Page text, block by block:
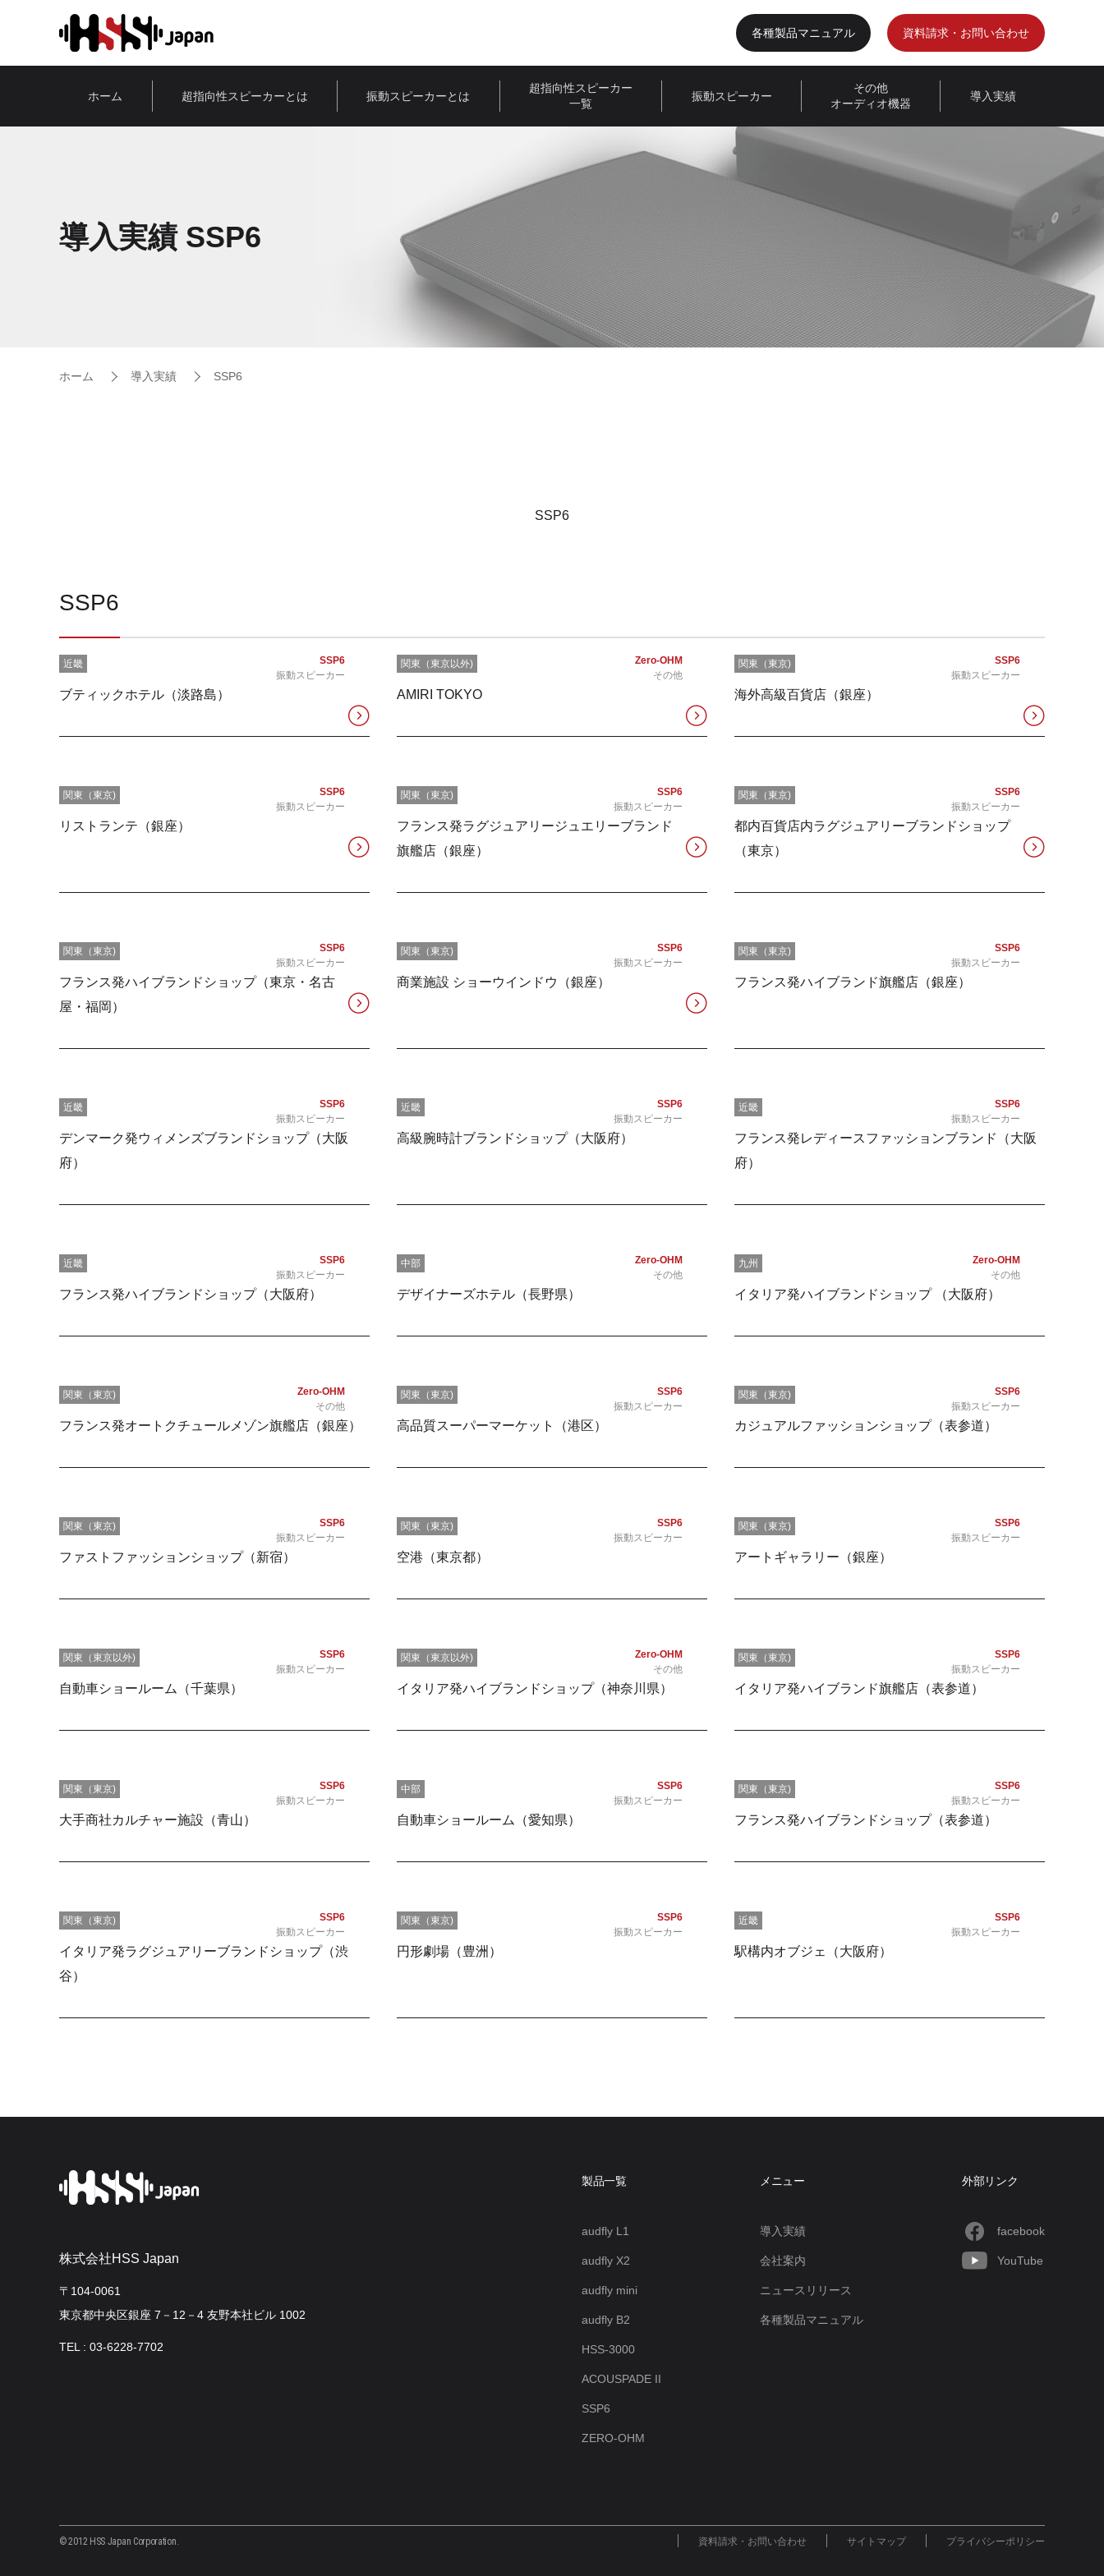
各種製品マニュアル 資料請求・お問い合わせ
ホーム 超指向性スピーカーとは 振動スピーカーとは
超指向性スピーカー
一覧
振動スピーカー
その他
オーディオ機器
導入実績
導入実績 SSP6
ホーム 導入実績 SSP6
SSP6
SSP6
近畿
SSP6
振動スピーカー
ブティックホテル（淡路島）
関東（東京以外)
Zero-OHM
その他
AMIRI TOKYO
関東（東京)
SSP6
振動スピーカー
海外高級百貨店（銀座）
関東（東京)
SSP6
振動スピーカー
リストランテ（銀座）
関東（東京)
SSP6
振動スピーカー
フランス発ラグジュアリージュエリーブランド
旗艦店（銀座）
関東（東京)
SSP6
振動スピーカー
都内百貨店内ラグジュアリーブランドショップ
（東京）
関東（東京)
SSP6
振動スピーカー
フランス発ハイブランドショップ（東京・名古
屋・福岡）
関東（東京)
SSP6
振動スピーカー
商業施設 ショーウインドウ（銀座）
関東（東京)
SSP6
振動スピーカー
フランス発ハイブランド旗艦店（銀座）
近畿
SSP6
振動スピーカー
デンマーク発ウィメンズブランドショップ（大阪
府）
近畿
SSP6
振動スピーカー
高級腕時計ブランドショップ（大阪府）
近畿
SSP6
振動スピーカー
フランス発レディースファッションブランド（大阪
府）
近畿
SSP6
振動スピーカー
フランス発ハイブランドショップ（大阪府）
中部
Zero-OHM
その他
デザイナーズホテル（長野県）
九州
Zero-OHM
その他
イタリア発ハイブランドショップ （大阪府）
関東（東京)
Zero-OHM
その他
フランス発オートクチュールメゾン旗艦店（銀座）
関東（東京)
SSP6
振動スピーカー
高品質スーパーマーケット（港区）
関東（東京)
SSP6
振動スピーカー
カジュアルファッションショップ（表参道）
関東（東京)
SSP6
振動スピーカー
ファストファッションショップ（新宿）
関東（東京)
SSP6
振動スピーカー
空港（東京都）
関東（東京)
SSP6
振動スピーカー
アートギャラリー（銀座）
関東（東京以外)
SSP6
振動スピーカー
自動車ショールーム（千葉県）
関東（東京以外)
Zero-OHM
その他
イタリア発ハイブランドショップ（神奈川県）
関東（東京)
SSP6
振動スピーカー
イタリア発ハイブランド旗艦店（表参道）
関東（東京)
SSP6
振動スピーカー
大手商社カルチャー施設（青山）
中部
SSP6
振動スピーカー
自動車ショールーム（愛知県）
関東（東京)
SSP6
振動スピーカー
フランス発ハイブランドショップ（表参道）
関東（東京)
SSP6
振動スピーカー
イタリア発ラグジュアリーブランドショップ（渋
谷）
関東（東京)
SSP6
振動スピーカー
円形劇場（豊洲）
近畿
SSP6
振動スピーカー
駅構内オブジェ（大阪府）
株式会社HSS Japan
〒104-0061
東京都中央区銀座 7－12－4 友野本社ビル 1002
TEL : 03-6228-7702
製品一覧
audfly L1
audfly X2
audfly mini
audfly B2
HSS-3000
ACOUSPADE II
SSP6
ZERO-OHM
メニュー
導入実績
会社案内
ニュースリリース
各種製品マニュアル
外部リンク
facebook
YouTube
© 2012 HSS Japan Corporation. 資料請求・お問い合わせ サイトマップ プライバシーポリシー